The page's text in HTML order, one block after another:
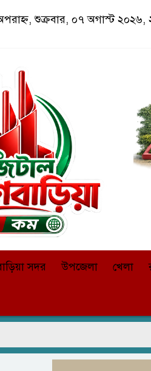
শুক্রবার, ০৭ অগাস্ট ২০২৬,
সদর উপজেলা খেলা